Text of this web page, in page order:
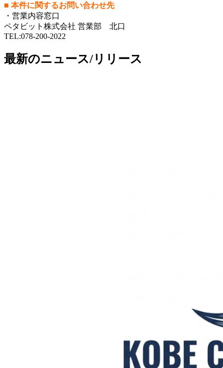
■ 本件に関するお問い合わせ先
・営業内容窓口
ペタビット株式会社 営業部 北口
TEL:078-200-2022
最新のニュース/リリース